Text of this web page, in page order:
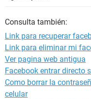
Consulta también:
Link para recuperar
Link para eliminar mi
Ver pagina web antigua
Facebook entrar directo
Como borrar la
celular